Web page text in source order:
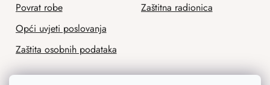
Povrat robe
Opći uvjeti poslovanja
Zaštita osobnih podataka
Zaštitna radionica